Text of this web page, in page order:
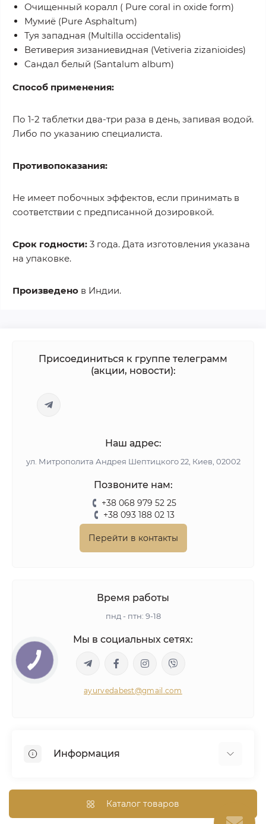
Очищенный коралл ( Pure coral in oxide form)
Мумиё (Pure Asphaltum)
Туя западная (Multilla occidentalis)
Ветиверия зизаниевидная (Vetiveria zizanioides)
Сандал белый (Santalum album)
Способ применения:
По 1-2 таблетки два-три раза в день, запивая водой.
Либо по указанию специалиста.
Противопоказания:
Не имеет побочных эффектов, если принимать в
соответствии с предписанной дозировкой.
Срок годности: 3 года. Дата изготовления указана
на упаковке.
Произведено в Индии.
Присоединиться к группе телеграмм
(акции, новости):
Наш адрес:
ул. Митрополита Андрея Шептицкого 22, Киев, 02002
Позвоните нам:
+38 068 979 52 25
+38 093 188 02 13
Перейти в контакты
Время работы
пнд - птн: 9-18
Мы в социальных сетях:
ayurvedabest@gmail.com
Информация
Аюрведическая консультация
Оптом/Скидки
Каталог товаров